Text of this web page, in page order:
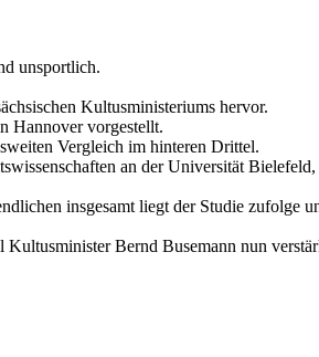
unsportlich.
Kultusministeriums hervor.
Hannover vorgestellt.
Vergleich im hinteren Drittel.
an der Universität
insgesamt liegt der Studie zufolge
Bernd Busemann nun